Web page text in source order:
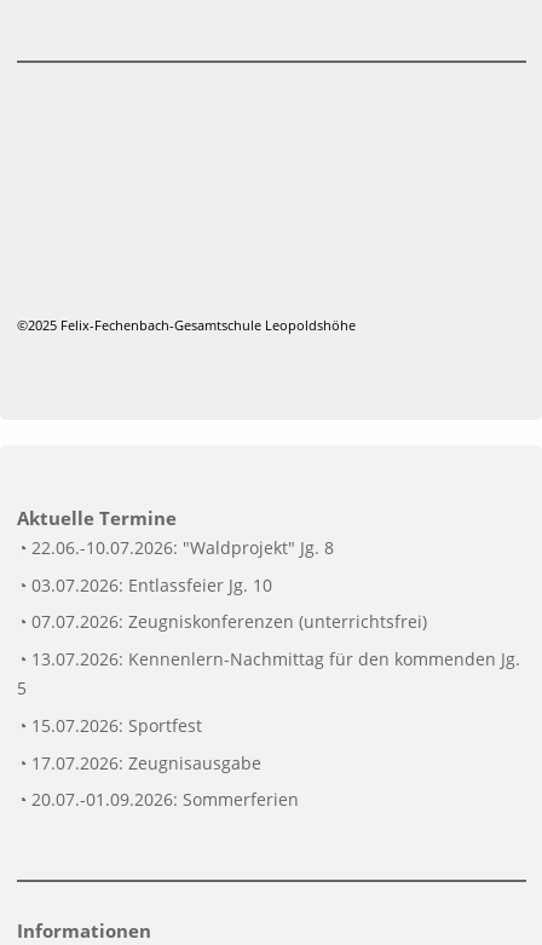
©2025 Felix-Fechenbach-Gesamtschule Leopoldshöhe
Aktuelle Termine
◔ 22.06.-10.07.2026: "Waldprojekt" Jg. 8
◔ 03.07.2026: Entlassfeier Jg. 10
◔ 07.07.2026: Zeugniskonferenzen (unterrichtsfrei)
◔ 13.07.2026: Kennenlern-Nachmittag für den kommenden Jg.
5
◔ 15.07.2026: Sportfest
◔ 17.07.2026: Zeugnisausgabe
◔ 20.07.-01.09.2026: Sommerferien
Informationen